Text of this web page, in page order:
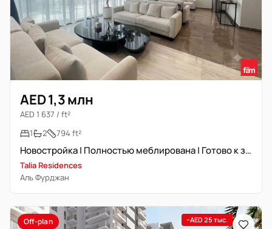
AED 1,3 млн
AED 1 637 / ft²
1
2 794 ft²
Новостройка | Полностью меблирована | Готово к заселению
Talia Residences
Аль Фурджан
Off-plan −AED 25 тыс.